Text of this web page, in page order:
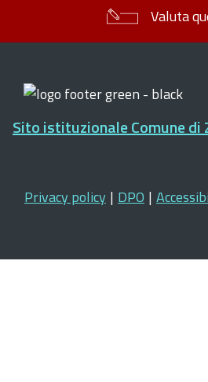
Valuta
Sito istituzionale Comune di
Privacy policy | DPO |